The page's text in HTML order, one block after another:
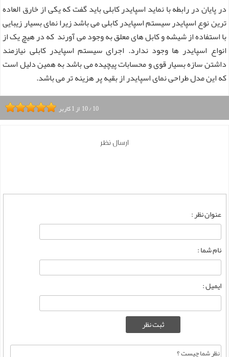
در پایان در رابطه با نماید اسپایدر کابلی باید گفت که یکی از خارق العاده
ترین نوع اسپایدر سیستم اسپایدر کابلی می باشد زیرا نمای بسیار زیبایی
با استفاده از شیشه و کابل های معلق به وجود می آورند که در هیچ یک از
انواع اسپایدر ها وجود ندارد. اجرای سیستم اسپایدر کابلی نیازمند
داشتن سازه بسیار قوی و محسابات پیچیده می باشد به همین دلیل است
که این مدل طراحی نمای اسپایدر از بقیه پر هزینه تر می باشد.
10/10 از1کاربر
ارسال نظر
عنوان نظر :
نام شما :
ایمیل :